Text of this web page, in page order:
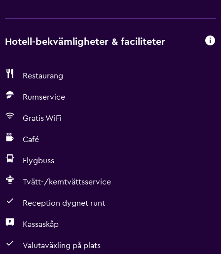
Hotell-bekvämligheter & faciliteter
Restaurang
Rumservice
Gratis WiFi
Café
Flygbuss
Tvätt-/kemtvättsservice
Reception dygnet runt
Kassaskåp
Valutaväxling på plats